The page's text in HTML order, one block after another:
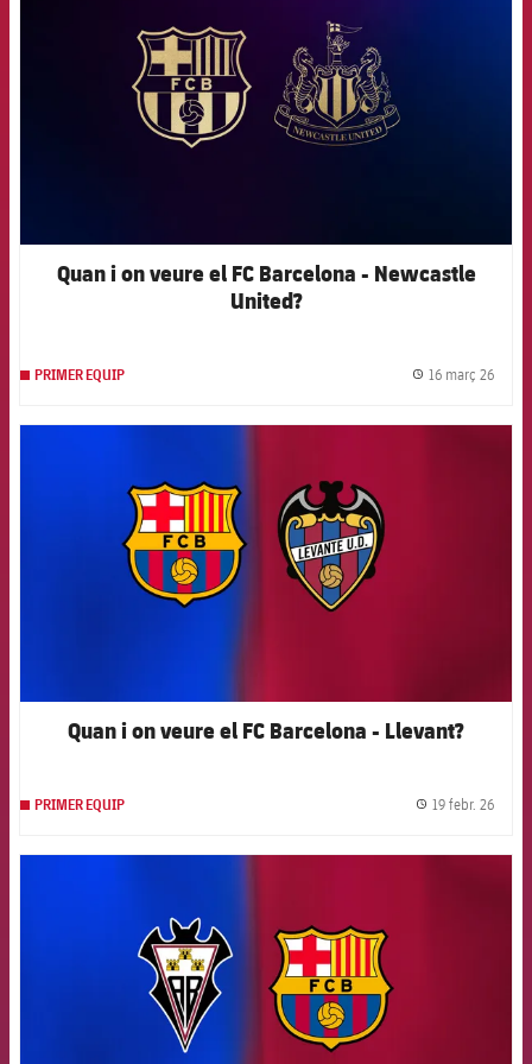
Quan i on veure el FC Barcelona - Newcastle
United?
PRIMER EQUIP 16 març 26
Quan i on veure el FC Barcelona - Llevant?
PRIMER EQUIP 19 febr. 26